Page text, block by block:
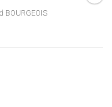
BOURGEOIS